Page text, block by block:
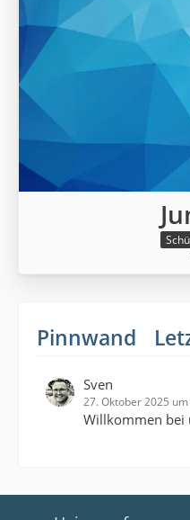
Pinnwand
Sven
27. Oktober 2025 um
Willkommen bei